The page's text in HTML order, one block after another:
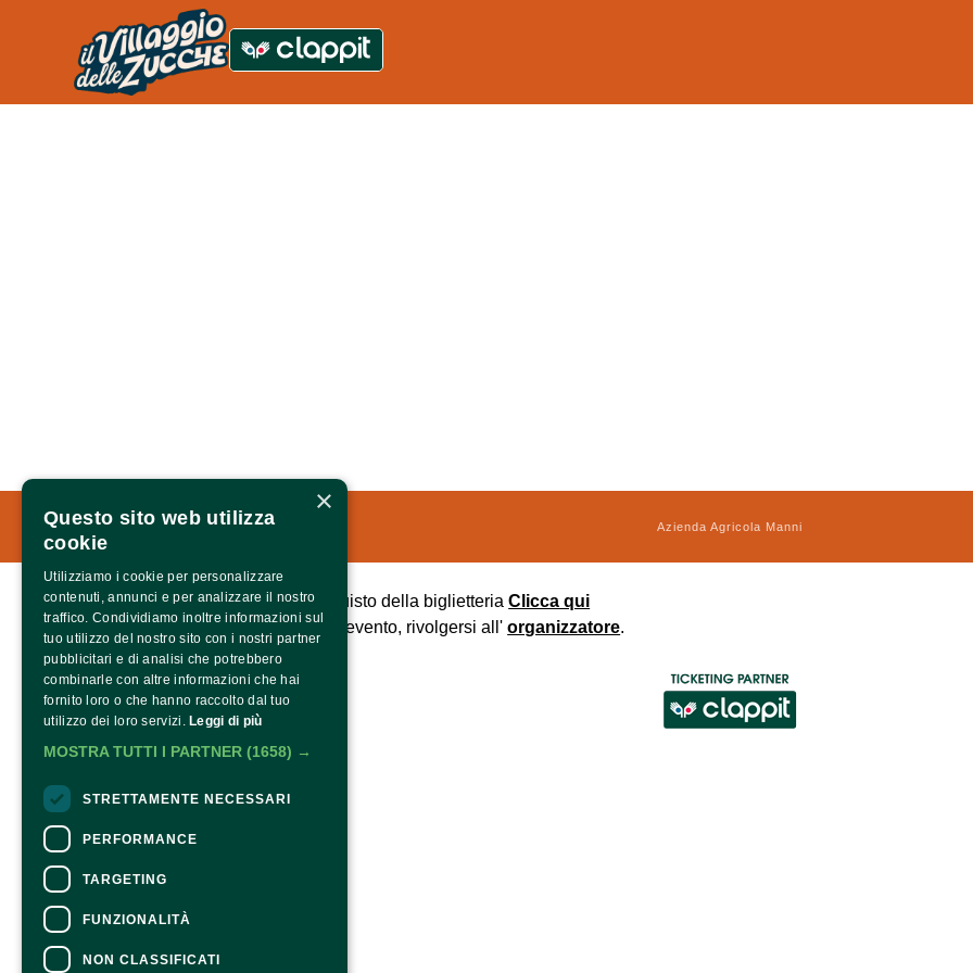
Azienda Agricola Manni
Contatti
Per informazioni e supporto all'acquisto della biglietteriaClicca qui
Per informazioni sul programma e l'evento, rivolgersi all'organizzatore.
Dichiarazione di accessibilità
×
Questo sito web utilizza
cookie
Utilizziamo i cookie per personalizzare
contenuti, annunci e per analizzare il nostro
traffico. Condividiamo inoltre informazioni sul
tuo utilizzo del nostro sito con i nostri partner
pubblicitari e di analisi che potrebbero
combinarle con altre informazioni che hai
fornito loro o che hanno raccolto dal tuo
utilizzo dei loro servizi. Leggi di più
MOSTRA TUTTI I PARTNER (1658) →
STRETTAMENTE NECESSARI
PERFORMANCE
TARGETING
FUNZIONALITÀ
NON CLASSIFICATI